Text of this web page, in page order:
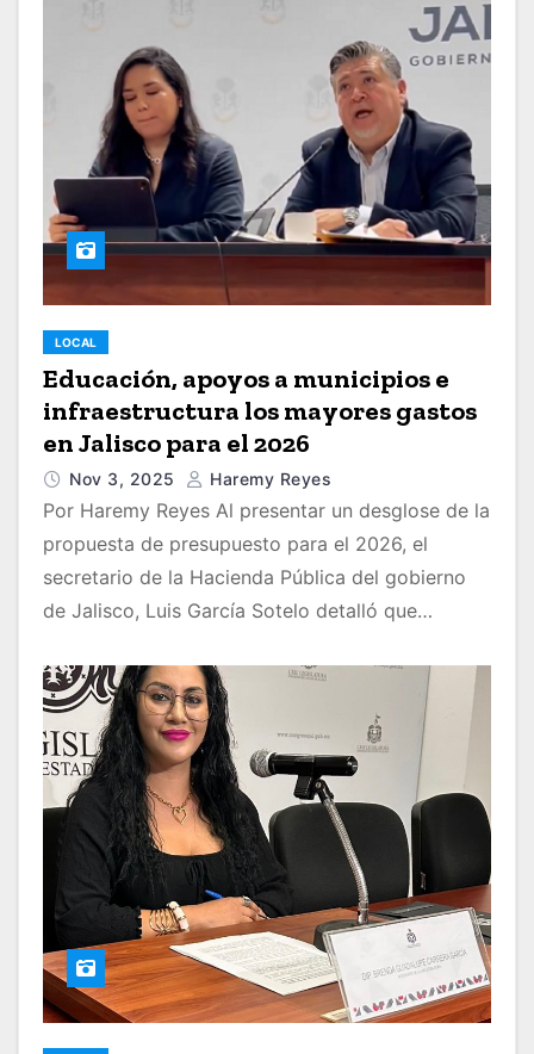
LOCAL
Educación, apoyos a municipios e
infraestructura los mayores gastos
en Jalisco para el 2026
Nov 3, 2025 Haremy Reyes
Por Haremy Reyes Al presentar un desglose de la
propuesta de presupuesto para el 2026, el
secretario de la Hacienda Pública del gobierno
de Jalisco, Luis García Sotelo detalló que…